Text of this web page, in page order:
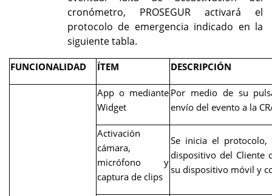
cronómetro, PROSEGUR activará el
protocolo de emergencia indicado en la
siguiente tabla.
FUNCIONALIDAD ÍTEM DESCRIPCIÓN
App o mediante
Widget
Por medio de su
envío del evento a la
Activación
cámara,
micrófono y
captura de clips
Se inicia el
dispositivo del Cliente
su dispositivo móvil y